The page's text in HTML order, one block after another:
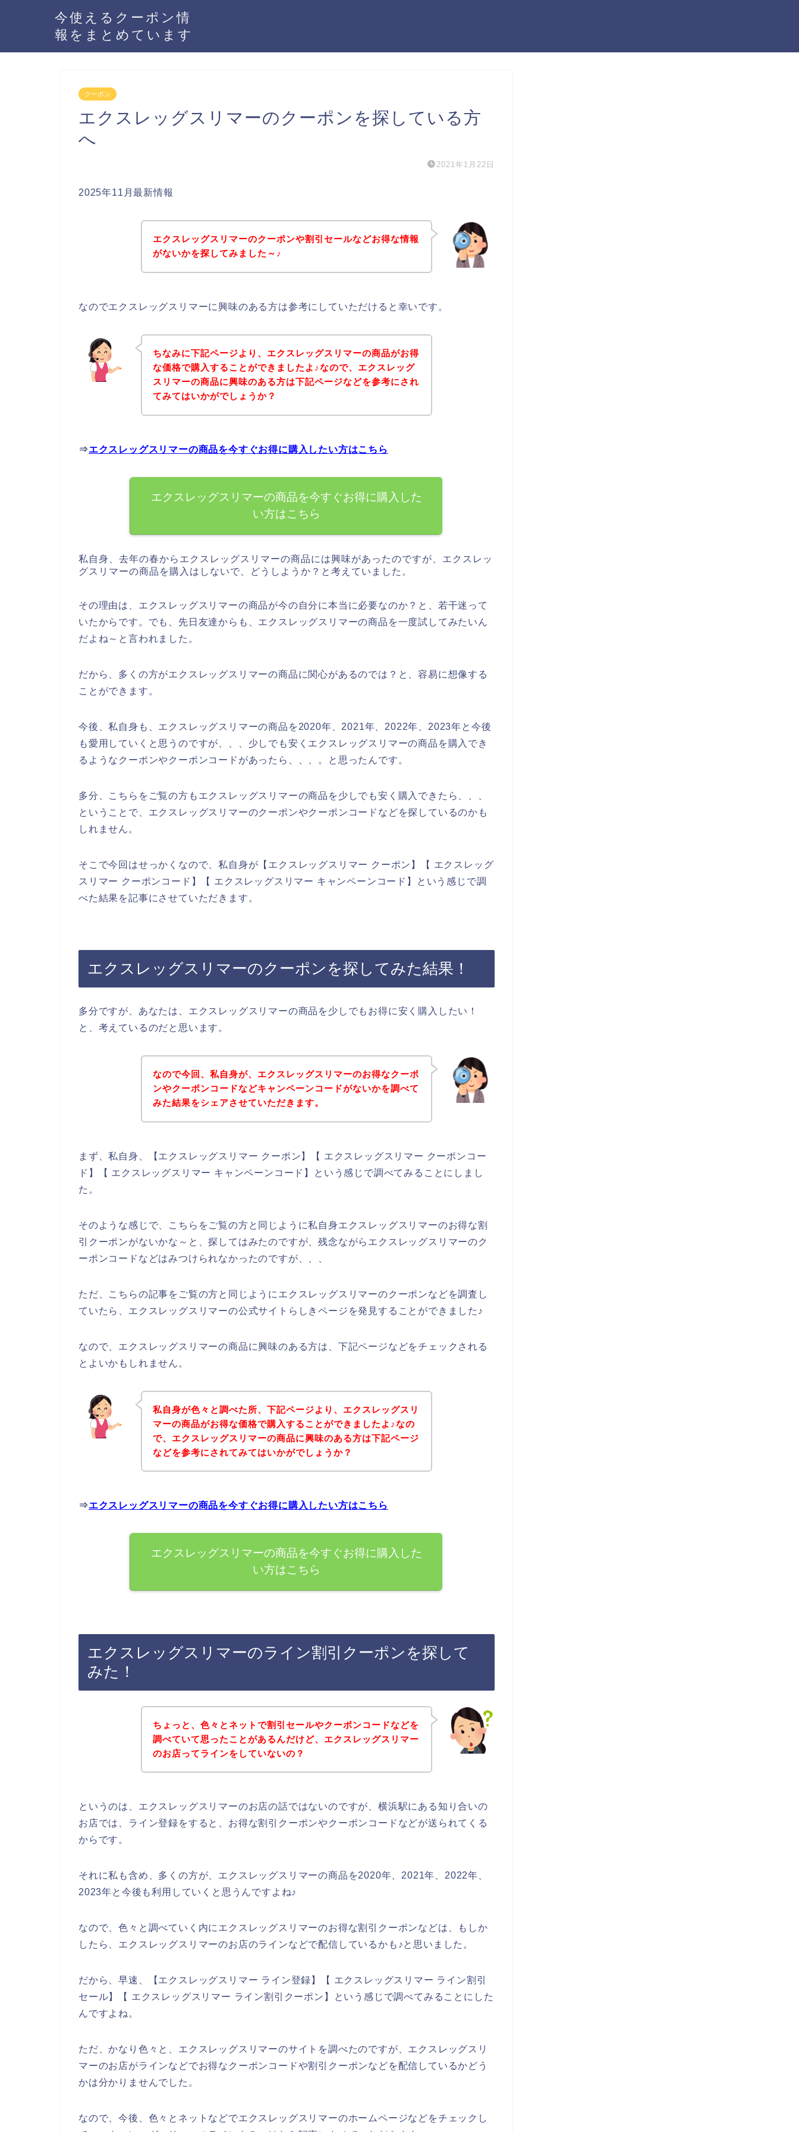
今使えるクーポン情
報をまとめています
クーポン
エクスレッグスリマーのクーポンを探している方
へ
2021年1月22日
2025年11月最新情報
エクスレッグスリマーのクーポンや割引セールなどお得な情報
がないかを探してみました～♪
なのでエクスレッグスリマーに興味のある方は参考にしていただけると幸いです。
ちなみに下記ページより、エクスレッグスリマーの商品がお得
な価格で購入することができましたよ♪なので、エクスレッグ
スリマーの商品に興味のある方は下記ページなどを参考にされ
てみてはいかがでしょうか？
⇒エクスレッグスリマーの商品を今すぐお得に購入したい方はこちら
エクスレッグスリマーの商品を今すぐお得に購入した
い方はこちら
私自身、去年の春からエクスレッグスリマーの商品には興味があったのですが、エクスレッ
グスリマーの商品を購入はしないで、どうしようか？と考えていました。
その理由は、エクスレッグスリマーの商品が今の自分に本当に必要なのか？と、若干迷って
いたからです。でも、先日友達からも、エクスレッグスリマーの商品を一度試してみたいん
だよね～と言われました。
だから、多くの方がエクスレッグスリマーの商品に関心があるのでは？と、容易に想像する
ことができます。
今後、私自身も、エクスレッグスリマーの商品を2020年、2021年、2022年、2023年と今後
も愛用していくと思うのですが、、、少しでも安くエクスレッグスリマーの商品を購入でき
るようなクーポンやクーポンコードがあったら、、、。と思ったんです。
多分、こちらをご覧の方もエクスレッグスリマーの商品を少しでも安く購入できたら、、、
ということで、エクスレッグスリマーのクーポンやクーポンコードなどを探しているのかも
しれません。
そこで今回はせっかくなので、私自身が【エクスレッグスリマー クーポン】【 エクスレッグ
スリマー クーポンコード】【 エクスレッグスリマー キャンペーンコード】という感じで調
べた結果を記事にさせていただきます。
エクスレッグスリマーのクーポンを探してみた結果！
多分ですが、あなたは、エクスレッグスリマーの商品を少しでもお得に安く購入したい！
と、考えているのだと思います。
なので今回、私自身が、エクスレッグスリマーのお得なクーポ
ンやクーポンコードなどキャンペーンコードがないかを調べて
みた結果をシェアさせていただきます。
まず、私自身、【エクスレッグスリマー クーポン】【 エクスレッグスリマー クーポンコー
ド】【 エクスレッグスリマー キャンペーンコード】という感じで調べてみることにしまし
た。
そのような感じで、こちらをご覧の方と同じように私自身エクスレッグスリマーのお得な割
引クーポンがないかな～と、探してはみたのですが、残念ながらエクスレッグスリマーのク
ーポンコードなどはみつけられなかったのですが、、、
ただ、こちらの記事をご覧の方と同じようにエクスレッグスリマーのクーポンなどを調査し
ていたら、エクスレッグスリマーの公式サイトらしきページを発見することができました♪
なので、エクスレッグスリマーの商品に興味のある方は、下記ページなどをチェックされる
とよいかもしれません。
私自身が色々と調べた所、下記ページより、エクスレッグスリ
マーの商品がお得な価格で購入することができましたよ♪なの
で、エクスレッグスリマーの商品に興味のある方は下記ページ
などを参考にされてみてはいかがでしょうか？
⇒エクスレッグスリマーの商品を今すぐお得に購入したい方はこちら
エクスレッグスリマーの商品を今すぐお得に購入した
い方はこちら
エクスレッグスリマーのライン割引クーポンを探して
みた！
ちょっと、色々とネットで割引セールやクーポンコードなどを
調べていて思ったことがあるんだけど、エクスレッグスリマー
のお店ってラインをしていないの？
というのは、エクスレッグスリマーのお店の話ではないのですが、横浜駅にある知り合いの
お店では、ライン登録をすると、お得な割引クーポンやクーポンコードなどが送られてくる
からです。
それに私も含め、多くの方が、エクスレッグスリマーの商品を2020年、2021年、2022年、
2023年と今後も利用していくと思うんですよね♪
なので、色々と調べていく内にエクスレッグスリマーのお得な割引クーポンなどは、もしか
したら、エクスレッグスリマーのお店のラインなどで配信しているかも♪と思いました。
だから、早速、【エクスレッグスリマー ライン登録】【 エクスレッグスリマー ライン割引
セール】【 エクスレッグスリマー ライン割引クーポン】という感じで調べてみることにした
んですよね。
ただ、かなり色々と、エクスレッグスリマーのサイトを調べたのですが、エクスレッグスリ
マーのお店がラインなどでお得なクーポンコードや割引クーポンなどを配信しているかどう
かは分かりませんでした。
なので、今後、色々とネットなどでエクスレッグスリマーのホームページなどをチェックし